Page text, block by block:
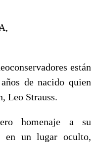
están
de nacido quien
Leo Strauss.
homenaje a su
en un lugar oculto,